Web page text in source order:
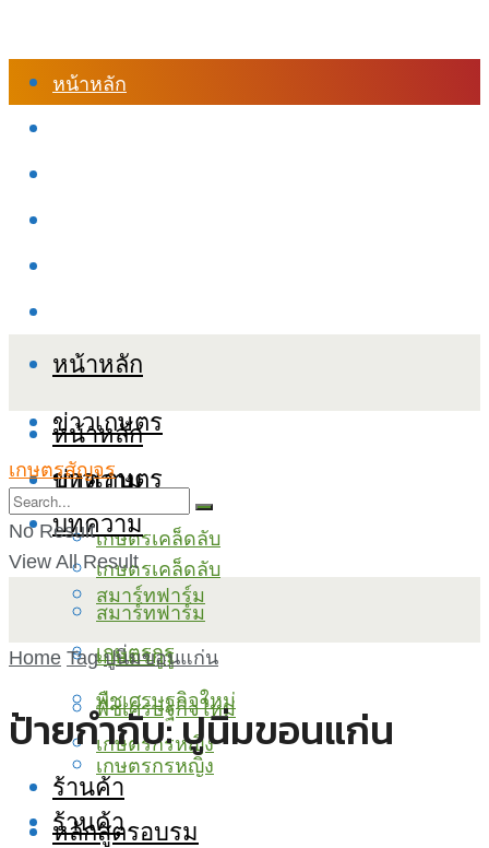
หน้าหลัก
หน้าหลัก
ข่าวเกษตร
บทความ
เกษตรเคล็ดลับ
สมาร์ทฟาร์ม
เกษตรกูรู
พืชเศรษฐกิจใหม่
เกษตรกรหญิง
ร้านค้า
หน้าหลัก
ข่าวเกษตร
บทความ
เกษตรเคล็ดลับ
สมาร์ทฟาร์ม
เกษตรกูรู
พืชเศรษฐกิจใหม่
เกษตรกรหญิง
ร้านค้า
หลักสูตรอบรม
เกษตรสัญจร
No Result
View All Result
Home Tag ปูนิ่มขอนแก่น
ป้ายกำกับ:ปูนิ่มขอนแก่น